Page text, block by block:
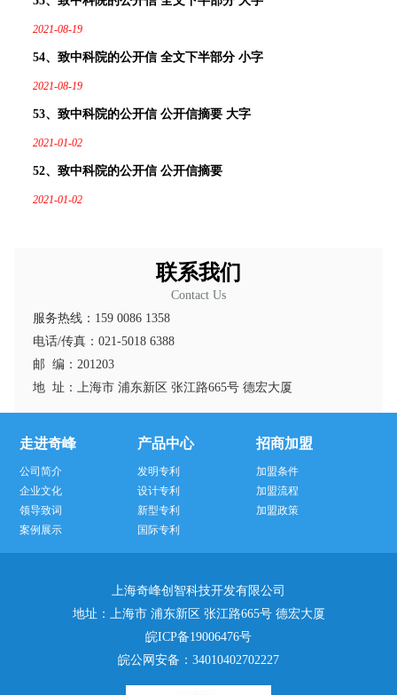
2021-08-19
54、致中科院的公开信 全文下半部分 小字
2021-08-19
53、致中科院的公开信 公开信摘要 大字
2021-01-02
52、致中科院的公开信 公开信摘要
2021-01-02
联系我们
Contact Us
服务热线：159 0086 1358
电话/传真：021-5018 6388
邮 编：201203
地 址：上海市 浦东新区 张江路665号 德宏大厦
走进奇峰
公司简介
企业文化
领导致词
案例展示
产品中心
发明专利
设计专利
新型专利
国际专利
招商加盟
加盟条件
加盟流程
加盟政策
上海奇峰创智科技开发有限公司
地址：上海市 浦东新区 张江路665号 德宏大厦
皖ICP备19006476号
皖公网安备： 34010402702227